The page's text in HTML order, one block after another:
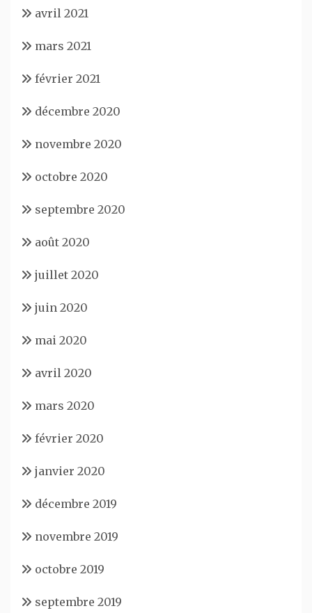
avril 2021
mars 2021
février 2021
décembre 2020
novembre 2020
octobre 2020
septembre 2020
août 2020
juillet 2020
juin 2020
mai 2020
avril 2020
mars 2020
février 2020
janvier 2020
décembre 2019
novembre 2019
octobre 2019
septembre 2019